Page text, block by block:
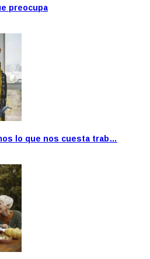
preocupa
lo que nos cuesta trab…